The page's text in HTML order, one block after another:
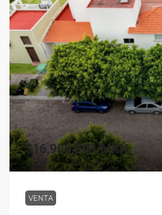
$16,900,000/MXN
VENTA